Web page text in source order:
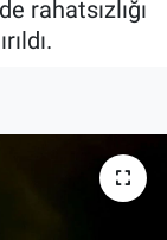
rahatsızlığı